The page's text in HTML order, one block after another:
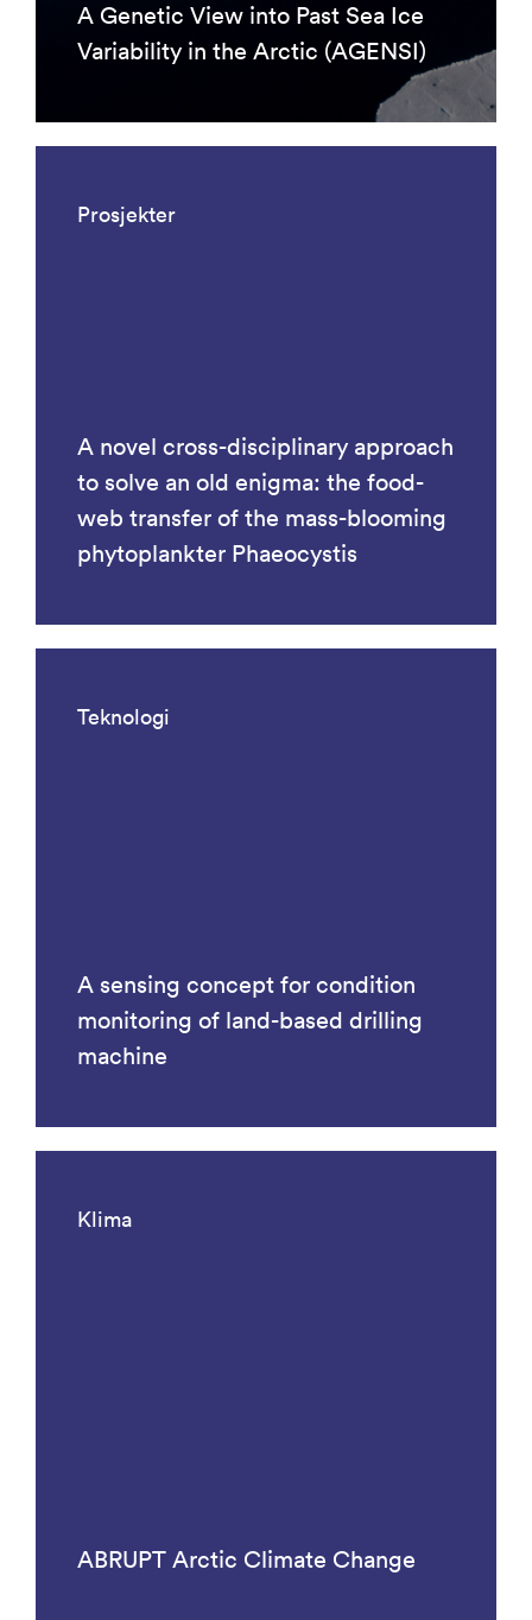
A Genetic View into Past Sea Ice
Variability in the Arctic (AGENSI)
Prosjekter
A novel cross-disciplinary approach
to solve an old enigma: the food-
web transfer of the mass-blooming
phytoplankter Phaeocystis
Teknologi
A sensing concept for condition
monitoring of land-based drilling
machine
Klima
ABRUPT Arctic Climate Change